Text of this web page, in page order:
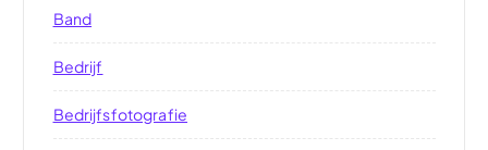
Band
Bedrijf
Bedrijfsfotografie